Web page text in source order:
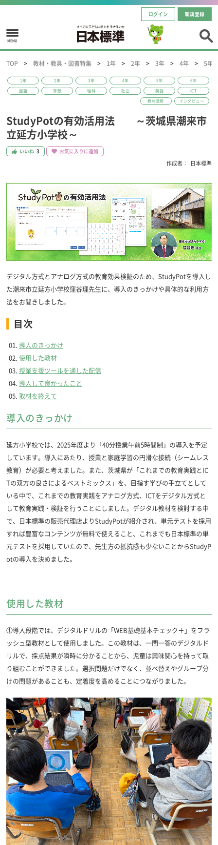
ログイン 新規登録
MENU
TOP 教材・教具・図書特集 1年 2年 3年 4年 5年
StudyPotの有効活用法 ～茨城県潮来市
立延方小学校～
1年 2年 3年 4年 5年 6年
国語 算数 理科 社会 英語 ICT
教材活用 インタビュー
いいね 3 お気に入りに追加
作成者： 日本標準
デジタル方式とアナログ方式の教育効果検証のため、StudyPotを導入し
た潮来市立延方小学校窪谷理先生に、導入のきっかけや具体的な利用方
法をお聞きしました。
目次
導入のきっかけ
使用した教材
授業支援ツールを通した配信
導入して良かったこと
取材を終えて
導入のきっかけ
延方小学校では、2025年度より「40分授業午前5時間制」の導入を予定
しています。導入にあたり、授業と家庭学習の円滑な接続（シームレス
教育）が必要と考えました。また、茨城県が「これまでの教育実践とIC
Tの双方の良さによるベストミックス」を、目指す学びの手立てとして
いる中で、これまでの教育実践をアナログ方式、ICTをデジタル方式と
して教育実践・検証を行うことにしました。デジタル教材を検討する中
で、日本標準の販売代理店よりStudyPotが紹介され、単元テストを採用
すれば豊富なコンテンツが無料で使えること、これまでも日本標準の単
元テストを採用していたので、先生方の抵抗感も少ないことからStudyP
otの導入を決めました。
使用した教材
①導入段階では、デジタルドリルの「WEB基礎基本チェック＋」をフラ
ッシュ型教材として使用しました。この教材は、一問一答のデジタルド
リルで、採点結果が瞬時に分かることから、児童は興味関心を持って取
り組むことができました。選択問題だけでなく、並べ替えやグループ分
けの問題があることも、定着度を高めることにつながりました。